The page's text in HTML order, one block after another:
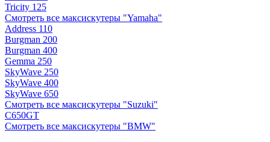
Tricity 125
Смотреть все максискутеры "Yamaha"
Address 110
Burgman 200
Burgman 400
Gemma 250
SkyWave 250
SkyWave 400
SkyWave 650
Смотреть все максискутеры "Suzuki"
C650GT
Смотреть все максискутеры "BMW"